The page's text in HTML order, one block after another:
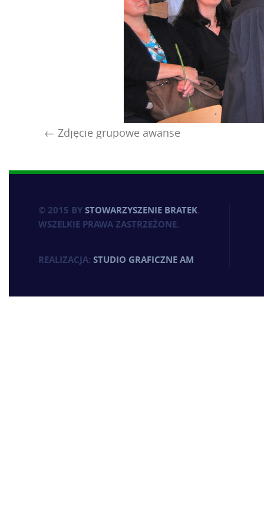
Zdjęcie grupowe awanse
© 2015 BYSTOWARZYSZENIE BRATEK.
WSZELKIE PRAWA ZASTRZEŻONE.
REALIZACJA: STUDIO GRAFICZNE AM